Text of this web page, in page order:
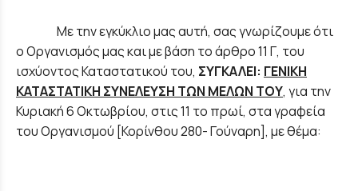
Με την εγκύκλιο μας αυτή, σας γνωρίζουμε ότι
ο Οργανισμός μας και με βάση το άρθρο 11 Γ, του
ισχύοντος Καταστατικού του, ΣΥΓΚΑΛΕΙ: ΓΕΝΙΚΗ
ΚΑΤΑΣΤΑΤΙΚΗ ΣΥΝΕΛΕΥΣΗ ΤΩΝ ΜΕΛΩΝ ΤΟΥ, για την
Κυριακή 6 Οκτωβρίου, στις 11 το πρωί, στα γραφεία
του Οργανισμού [Κορίνθου 280- Γούναρη], με θέμα: